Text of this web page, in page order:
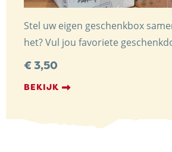
Stel uw eigen geschenkbox
het? Vul jou favoriete
€3,50
BEKIJK